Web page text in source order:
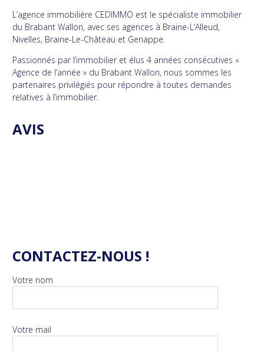
L’agence immobilière CEDIMMO est le spécialiste immobilier
du Brabant Wallon, avec ses agences à Braine-L’Alleud,
Nivelles, Braine-Le-Château et Genappe.
Passionnés par l’immobilier et élus 4 années consécutives «
Agence de l’année » du Brabant Wallon, nous sommes les
partenaires privilégiés pour répondre à toutes demandes
relatives à l’immobilier.
AVIS
CONTACTEZ-NOUS !
Votre nom
Votre mail